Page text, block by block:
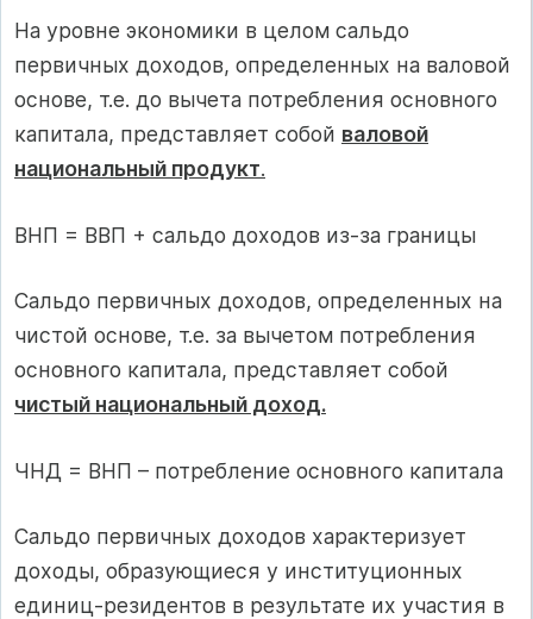
На уровне экономики в целом сальдо
первичных доходов, определенных на валовой
основе, т.е. до вычета потребления основного
капитала, представляет собой валовой
национальный продукт.
ВНП = ВВП + сальдо доходов из-за границы
Сальдо первичных доходов, определенных на
чистой основе, т.е. за вычетом потребления
основного капитала, представляет собой
чистый национальный доход.
ЧНД = ВНП – потребление основного капитала
Сальдо первичных доходов характеризует
доходы, образующиеся у институционных
единиц-резидентов в результате их участия в